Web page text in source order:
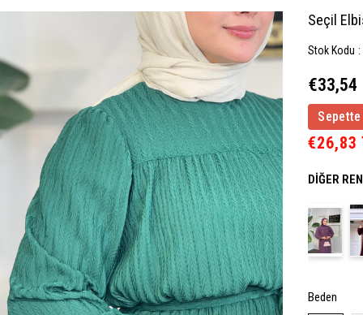
Seçil
Stok Kodu
€33,54
€26,83
DIĞER
Beden